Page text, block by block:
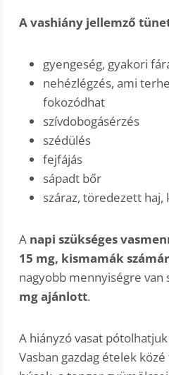
A vashiány jellemző
gyengeség, gyakori
nehézlégzés, ami
fokozódhat
szívdobogásérzés
szédülés
fejfájás
sápadt bőr
száraz, töredezett haj,
A napi szükséges
15 mg, kismamák
nagyobb mennyiségre van
mg ajánlott.
A hiányzó vasat
Vasban gazdag ételek